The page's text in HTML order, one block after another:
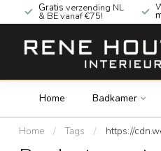
Gratis verzending NL
& BE vanaf €75!
Home Badkamer
Home / Tags / https://